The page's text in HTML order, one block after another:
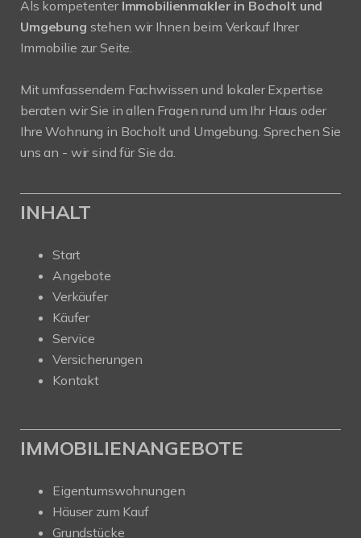
Als kompetenter Immobilienmakler in Bocholt und
Umgebung stehen wir Ihnen beim Verkauf Ihrer
Immobilie zur Seite.
Mit umfassendem Fachwissen und lokaler Expertise
beraten wir Sie in allen Fragen rund um Ihr Haus oder
Ihre Wohnung in Bocholt und Umgebung. Sprechen Sie
uns an - wir sind für Sie da.
INHALT
Start
Angebote
Verkäufer
Käufer
Service
Versicherungen
Kontakt
IMMOBILIENANGEBOTE
Eigentumswohnungen
Häuser zum Kauf
Grundstücke